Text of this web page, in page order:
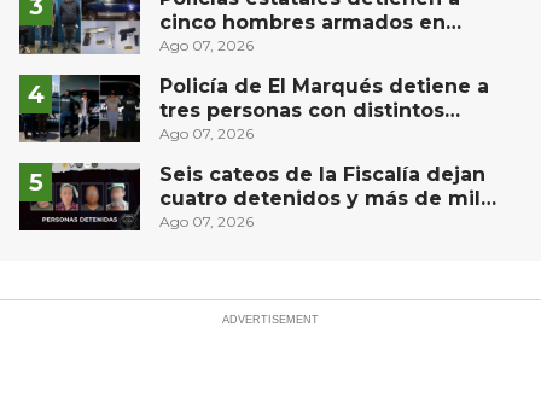
cinco hombres armados en
Puebla capital
Ago 07, 2026
Policía de El Marqués detiene a
tres personas con distintos
narcóticos
Ago 07, 2026
Seis cateos de la Fiscalía dejan
cuatro detenidos y más de mil
dosis aseguradas en Querétaro
Ago 07, 2026